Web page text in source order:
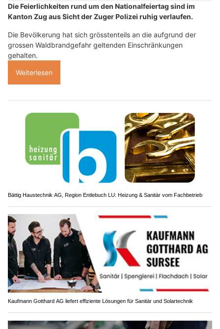
Die Feierlichkeiten rund um den Nationalfeiertag sind im
Kanton Zug aus Sicht der Zuger Polizei ruhig verlaufen.
Die Bevölkerung hat sich grösstenteils an die aufgrund der
grossen Waldbrandgefahr geltenden Einschränkungen
gehalten.
Weiterlesen
Bättig Haustechnik AG, Region Entlebuch LU: Heizung & Sanitär vom Fachbetrieb
Kaufmann Gotthard AG liefert effiziente Lösungen für Sanitär und Solartechnik